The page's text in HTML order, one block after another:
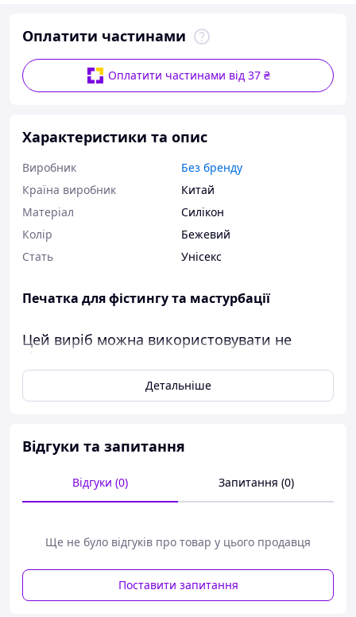
Оплатити частинами
Оплатити частинами від 37 ₴
Характеристики та опис
Виробник
Без бренду
Країна виробник
Китай
Матеріал
Силікон
Колір
Бежевий
Стать
Унісекс
Печатка для фістингу та мастурбації
Цей виріб можна використовувати не
тільки як рукавичку для сексу чи
мастурбації, але й як допоміжний засіб для
масажу голови чи миття волосся. Легко
нетоксичний і не має запаху, безпечний та
Детальніше
Відгуки та запитання
Відгуки (0) Запитання (0)
Ще не було відгуків про товар у цього продавця
Поставити запитання